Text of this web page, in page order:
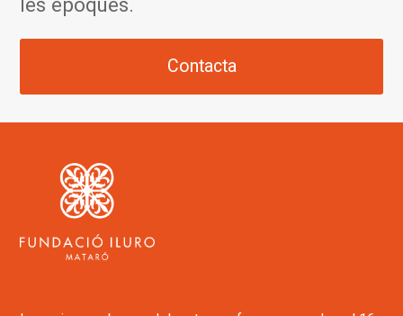
les èpoques.
Contacta